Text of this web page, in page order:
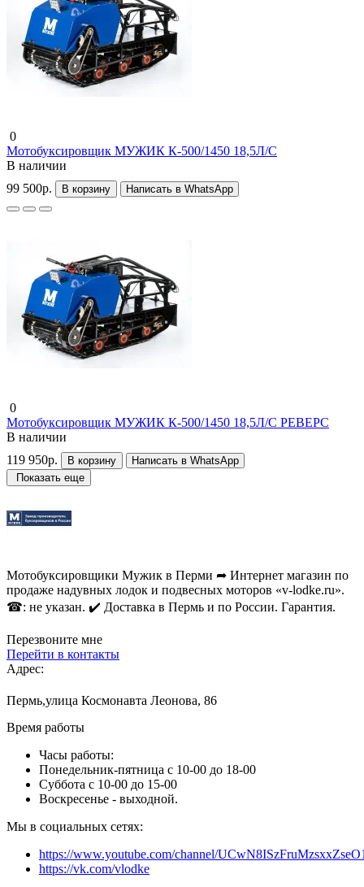
0
Мотобуксировщик МУЖИК К-500/1450 18,5Л/С
В наличии
99 500р.
В корзину Написать в WhatsApp
0
Мотобуксировщик МУЖИК К-500/1450 18,5Л/С РЕВЕРС
В наличии
119 950р.
В корзину
Написать в WhatsApp
Показать еще
Мотобуксировщики Мужик в Перми ➦ Интернет магазин по
продаже надувных лодок и подвесных моторов «v-lodke.ru».
☎: не указан. ✔️ Доставка в Пермь и по России. Гарантия.
Перезвоните мне
Перейти в контакты
Адрес:
Пермь,улица Космонавта Леонова, 86
Время работы
Часы работы:
Понедельник-пятница с 10-00 до 18-00
Суббота с 10-00 до 15-00
Воскресенье - выходной.
Мы в социальных сетях:
https://www.youtube.com/channel/
https://vk.com/vlodke